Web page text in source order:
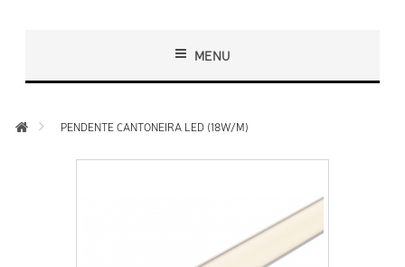
MENU
PENDENTE CANTONEIRA LED (18W/M)